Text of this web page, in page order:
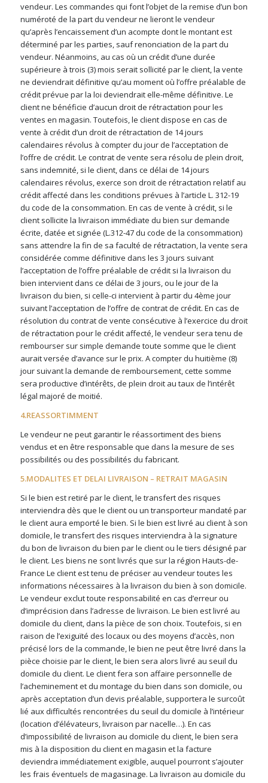
vendeur. Les commandes qui font l’objet de la remise d’un bon
numéroté de la part du vendeur ne lieront le vendeur
qu’après l’encaissement d’un acompte dont le montant est
déterminé par les parties, sauf renonciation de la part du
vendeur. Néanmoins, au cas où un crédit d’une durée
supérieure à trois (3) mois serait sollicité par le client, la vente
ne deviendrait définitive qu’au moment où l’offre préalable de
crédit prévue par la loi deviendrait elle-même définitive. Le
client ne bénéficie d’aucun droit de rétractation pour les
ventes en magasin. Toutefois, le client dispose en cas de
vente à crédit d’un droit de rétractation de 14 jours
calendaires révolus à compter du jour de l’acceptation de
l’offre de crédit. Le contrat de vente sera résolu de plein droit,
sans indemnité, si le client, dans ce délai de 14 jours
calendaires révolus, exerce son droit de rétractation relatif au
crédit affecté dans les conditions prévues à l’article L. 312-19
du code de la consommation. En cas de vente à crédit, si le
client sollicite la livraison immédiate du bien sur demande
écrite, datée et signée (L.312-47 du code de la consommation)
sans attendre la fin de sa faculté de rétractation, la vente sera
considérée comme définitive dans les 3 jours suivant
l’acceptation de l’offre préalable de crédit si la livraison du
bien intervient dans ce délai de 3 jours, ou le jour de la
livraison du bien, si celle-ci intervient à partir du 4ème jour
suivant l’acceptation de l’offre de contrat de crédit. En cas de
résolution du contrat de vente consécutive à l’exercice du droit
de rétractation pour le crédit affecté, le vendeur sera tenu de
rembourser sur simple demande toute somme que le client
aurait versée d’avance sur le prix. A compter du huitième (8)
jour suivant la demande de remboursement, cette somme
sera productive d’intérêts, de plein droit au taux de l’intérêt
légal majoré de moitié.
4.REASSORTIMMENT
Le vendeur ne peut garantir le réassortiment des biens
vendus et en être responsable que dans la mesure de ses
possibilités ou des possibilités du fabricant.
5.MODALITES ET DELAI LIVRAISON – RETRAIT MAGASIN
Si le bien est retiré par le client, le transfert des risques
interviendra dès que le client ou un transporteur mandaté par
le client aura emporté le bien. Si le bien est livré au client à son
domicile, le transfert des risques interviendra à la signature
du bon de livraison du bien par le client ou le tiers désigné par
le client. Les biens ne sont livrés que sur la région Hauts-de-
France Le client est tenu de préciser au vendeur toutes les
informations nécessaires à la livraison du bien à son domicile.
Le vendeur exclut toute responsabilité en cas d’erreur ou
d’imprécision dans l’adresse de livraison. Le bien est livré au
domicile du client, dans la pièce de son choix. Toutefois, si en
raison de l’exiguïté des locaux ou des moyens d’accès, non
précisé lors de la commande, le bien ne peut être livré dans la
pièce choisie par le client, le bien sera alors livré au seuil du
domicile du client. Le client fera son affaire personnelle de
l’acheminement et du montage du bien dans son domicile, ou
après acceptation d’un devis préalable, supportera le surcoût
lié aux difficultés rencontrées du seuil du domicile à l’intérieur
(location d’élévateurs, livraison par nacelle…). En cas
d’impossibilité de livraison au domicile du client, le bien sera
mis à la disposition du client en magasin et la facture
deviendra immédiatement exigible, auquel pourront s’ajouter
les frais éventuels de magasinage. La livraison au domicile du